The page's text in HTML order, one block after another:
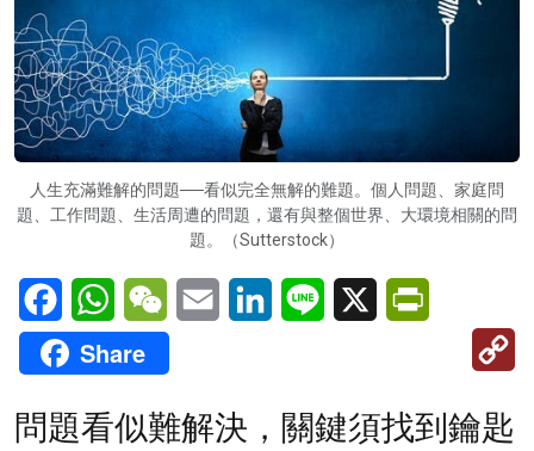
人生充滿難解的問題──看似完全無解的難題。個人問題、家庭問
題、工作問題、生活周遭的問題，還有與整個世界、大環境相關的問
題。（Sutterstock）
FacebookWhatsAppWeChatEmail LinkedInLine X
Share
問題看似難解決，關鍵須找到鑰匙